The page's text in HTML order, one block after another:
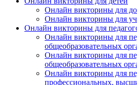
Онлайн викторины для
Онлайн викторины для
Онлайн викторины для
Онлайн викторины для
общеобразовательных
Онлайн викторины для
общеобразовательных
Онлайн викторины для
профессиональных,